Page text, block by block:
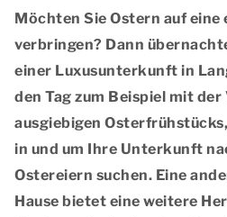
Möchten Sie Ostern auf eine
verbringen? Dann
einer Luxusunterkunft in
den Tag zum Beispiel mit
ausgiebigen
in und um Ihre Unterkunft
Ostereiern suchen. Eine
Hause bietet eine weitere